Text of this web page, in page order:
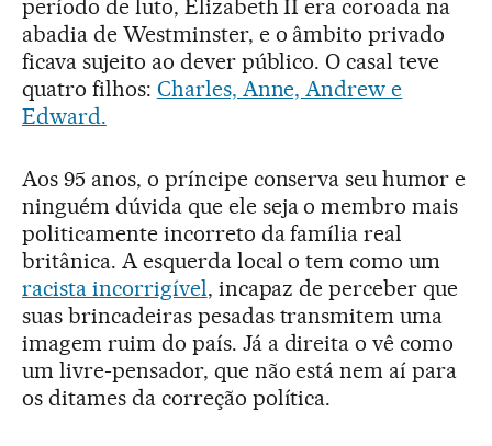
período de luto, Elizabeth II era coroada na
abadia de Westminster, e o âmbito privado
ficava sujeito ao dever público. O casal teve
quatro filhos: Charles, Anne, Andrew e
Edward.
Aos 95 anos, o príncipe conserva seu humor e
ninguém dúvida que ele seja o membro mais
politicamente incorreto da família real
britânica. A esquerda local o tem como um
racista incorrigível, incapaz de perceber que
suas brincadeiras pesadas transmitem uma
imagem ruim do país. Já a direita o vê como
um livre-pensador, que não está nem aí para
os ditames da correção política.